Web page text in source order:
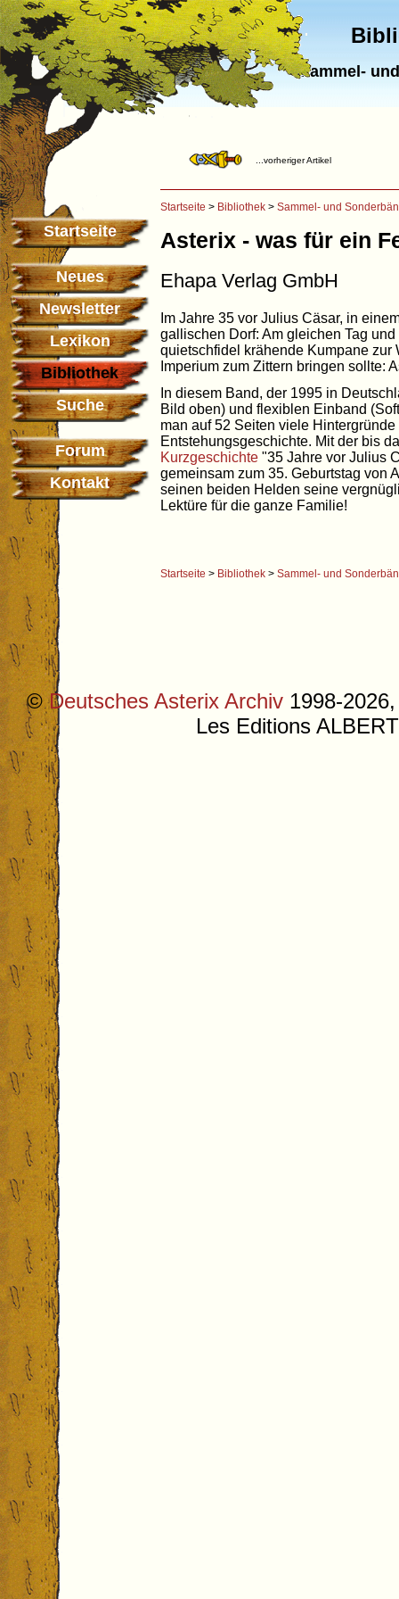
Sammel-
Startseite
Neues
Newsletter
Lexikon
Bibliothek
Suche
Forum
Kontakt
...vorheriger Artikel
Startseite > Bibliothek > Sammel- und
Asterix - was für ein
Ehapa Verlag GmbH
Im Jahre 35 vor Julius Cäsar, in
gallischen Dorf: Am gleichen Tag
quietschfidel krähende Kumpane zur
Imperium zum Zittern bringen sollte:
In diesem Band, der 1995 in
Bild oben) und flexiblen Einband
man auf 52 Seiten viele
Entstehungsgeschichte. Mit der bis
Kurzgeschichte "35 Jahre vor Julius
gemeinsam zum 35. Geburtstag von
seinen beiden Helden seine
Lektüre für die ganze Familie!
Startseite > Bibliothek > Sammel- und
©Deutsches Asterix Archiv 1998-
Les Editions